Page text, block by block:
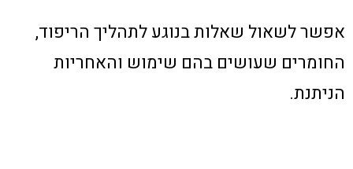
אפשר לשאול שאלות בנוגע לתהליך הריפוד,
החומרים שעושים בהם שימוש והאחריות
הניתנת.